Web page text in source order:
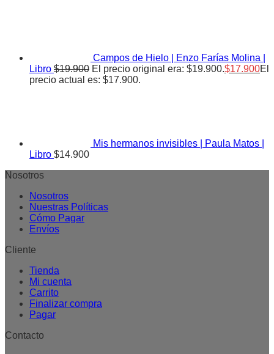
Campos de Hielo | Enzo Farías Molina |
Libro $19.900 El precio original era: $19.900.$17.900El
precio actual es: $17.900.
Mis hermanos invisibles | Paula Matos |
Libro $14.900
Nosotros
Nosotros
Nuestras Políticas
Cómo Pagar
Envíos
Cliente
Tienda
Mi cuenta
Carrito
Finalizar compra
Pagar
Contacto